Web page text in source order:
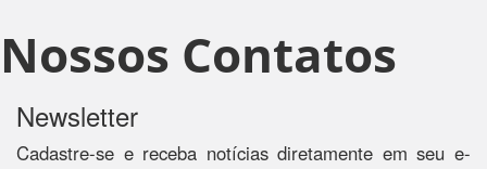
Nossos Contatos
Newsletter
Cadastre-se e receba notícias diretamente em seu e-